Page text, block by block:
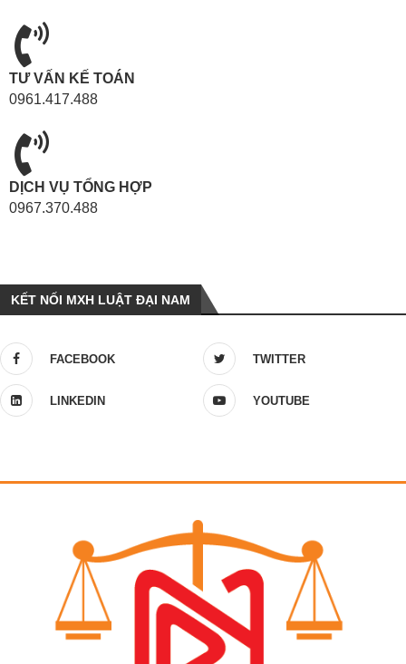
TƯ VẤN KẾ TOÁN
0961.417.488
DỊCH VỤ TỔNG HỢP
0967.370.488
KẾT NỐI MXH LUẬT ĐẠI NAM
FACEBOOK TWITTER
LINKEDIN YOUTUBE